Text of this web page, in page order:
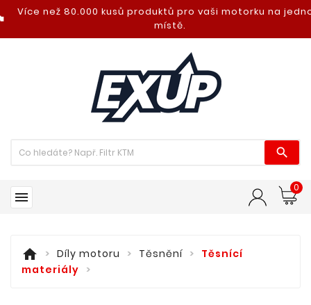
Více než 80.000 kusů produktů pro vaši motorku na
místě.


0
home Díly motoru Těsnění
Těsnící
materiály